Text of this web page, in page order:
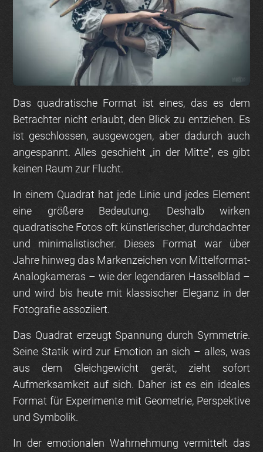
Das quadratische Format ist eines, das es dem
Betrachter nicht erlaubt, den Blick zu entziehen. Es
ist geschlossen, ausgewogen, aber dadurch auch
angespannt. Alles geschieht „in der Mitte“, es gibt
keinen Raum zur Flucht.
In einem Quadrat hat jede Linie und jedes Element
eine größere Bedeutung. Deshalb wirken
quadratische Fotos oft künstlerischer, durchdachter
und minimalistischer. Dieses Format war über
Jahre hinweg das Markenzeichen von Mittelformat-
Analogkameras – wie der legendären Hasselblad –
und wird bis heute mit klassischer Eleganz in der
Fotografie assoziiert.
Das Quadrat erzeugt Spannung durch Symmetrie.
Seine Statik wird zur Emotion an sich – alles, was
aus dem Gleichgewicht gerät, zieht sofort
Aufmerksamkeit auf sich. Daher ist es ein ideales
Format für Experimente mit Geometrie, Perspektive
und Symbolik.
In der emotionalen Wahrnehmung vermittelt das